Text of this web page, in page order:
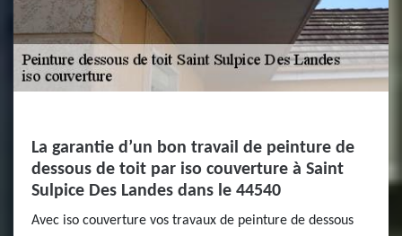
La garantie d’un bon travail de peinture de
dessous de toit par iso couverture à Saint
Sulpice Des Landes dans le 44540
Avec iso couverture vos travaux de peinture de dessous